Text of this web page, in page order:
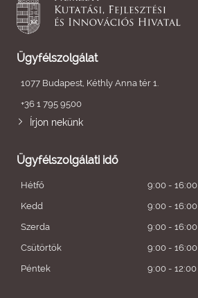
Ügyfélszolgálat
1077 Budapest, Kéthly Anna tér 1.
+36 1 795 9500
Írjon nekünk
Ügyfélszolgálati idő
Hétfő
9:00 - 16:00
Kedd
9:00 - 16:00
Szerda
9:00 - 16:00
Csütörtök
9:00 - 16:00
Péntek
9:00 - 12:00